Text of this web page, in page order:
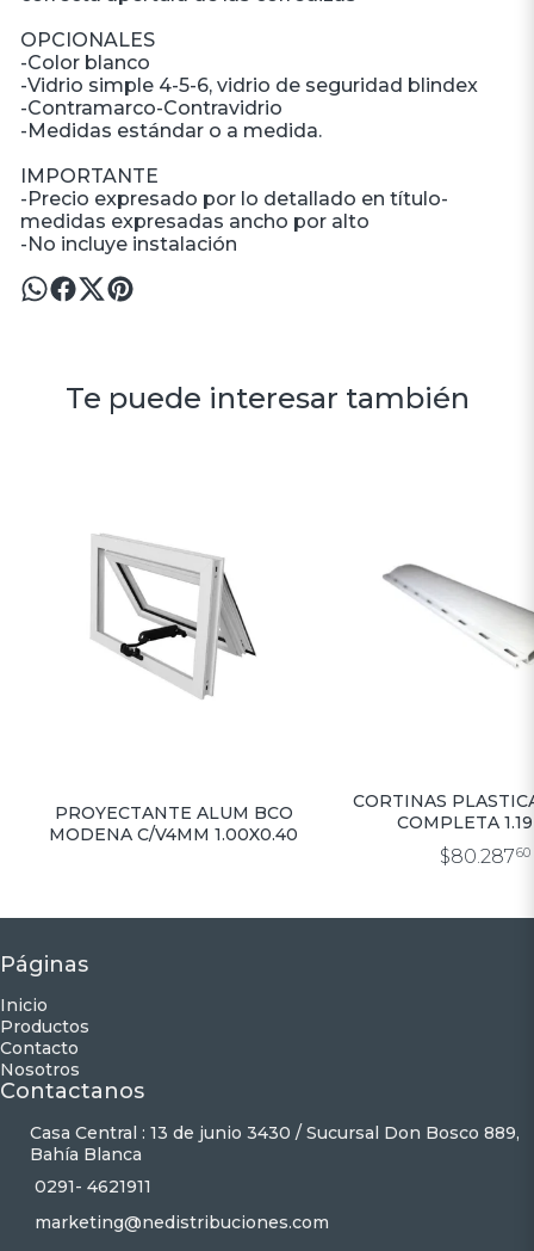
OPCIONALES
-Color blanco
-Vidrio simple 4-5-6, vidrio de seguridad blindex
-Contramarco-Contravidrio
-Medidas estándar o a medida.
IMPORTANTE
-Precio expresado por lo detallado en título-
medidas expresadas ancho por alto
-No incluye instalación
Te puede interesar también
PROYECTANTE ALUM BCO
MODENA C/V4MM 1.00X0.40
CORTINAS
COMPLETA
$80.28760
Páginas
Inicio
Productos
Contacto
Nosotros
Contactanos
Casa Central : 13 de junio 3430 / Sucursal Don Bosco 889,
Bahía Blanca
0291- 4621911
marketing@nedistribuciones.com